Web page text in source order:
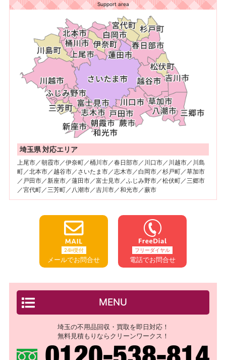
Support area
埼玉県 対応エリア
上尾市／朝霞市／伊奈町／桶川市／春日部市／川口市／川越市／川島
町／北本市／越谷市／さいたま市／志木市／白岡市／杉戸町／草加市
／戸田市／新座市／蓮田市／富士見市／ふじみ野市／松伏町／三郷市
／宮代町／三芳町／八潮市／吉川市／和光市／蕨市
24H受付
メールでお問合せ
フリーダイヤル
電話でお問合せ
MENU
埼玉の不用品回収・買取を即日対応！
無料見積もりならクリーンワークス！